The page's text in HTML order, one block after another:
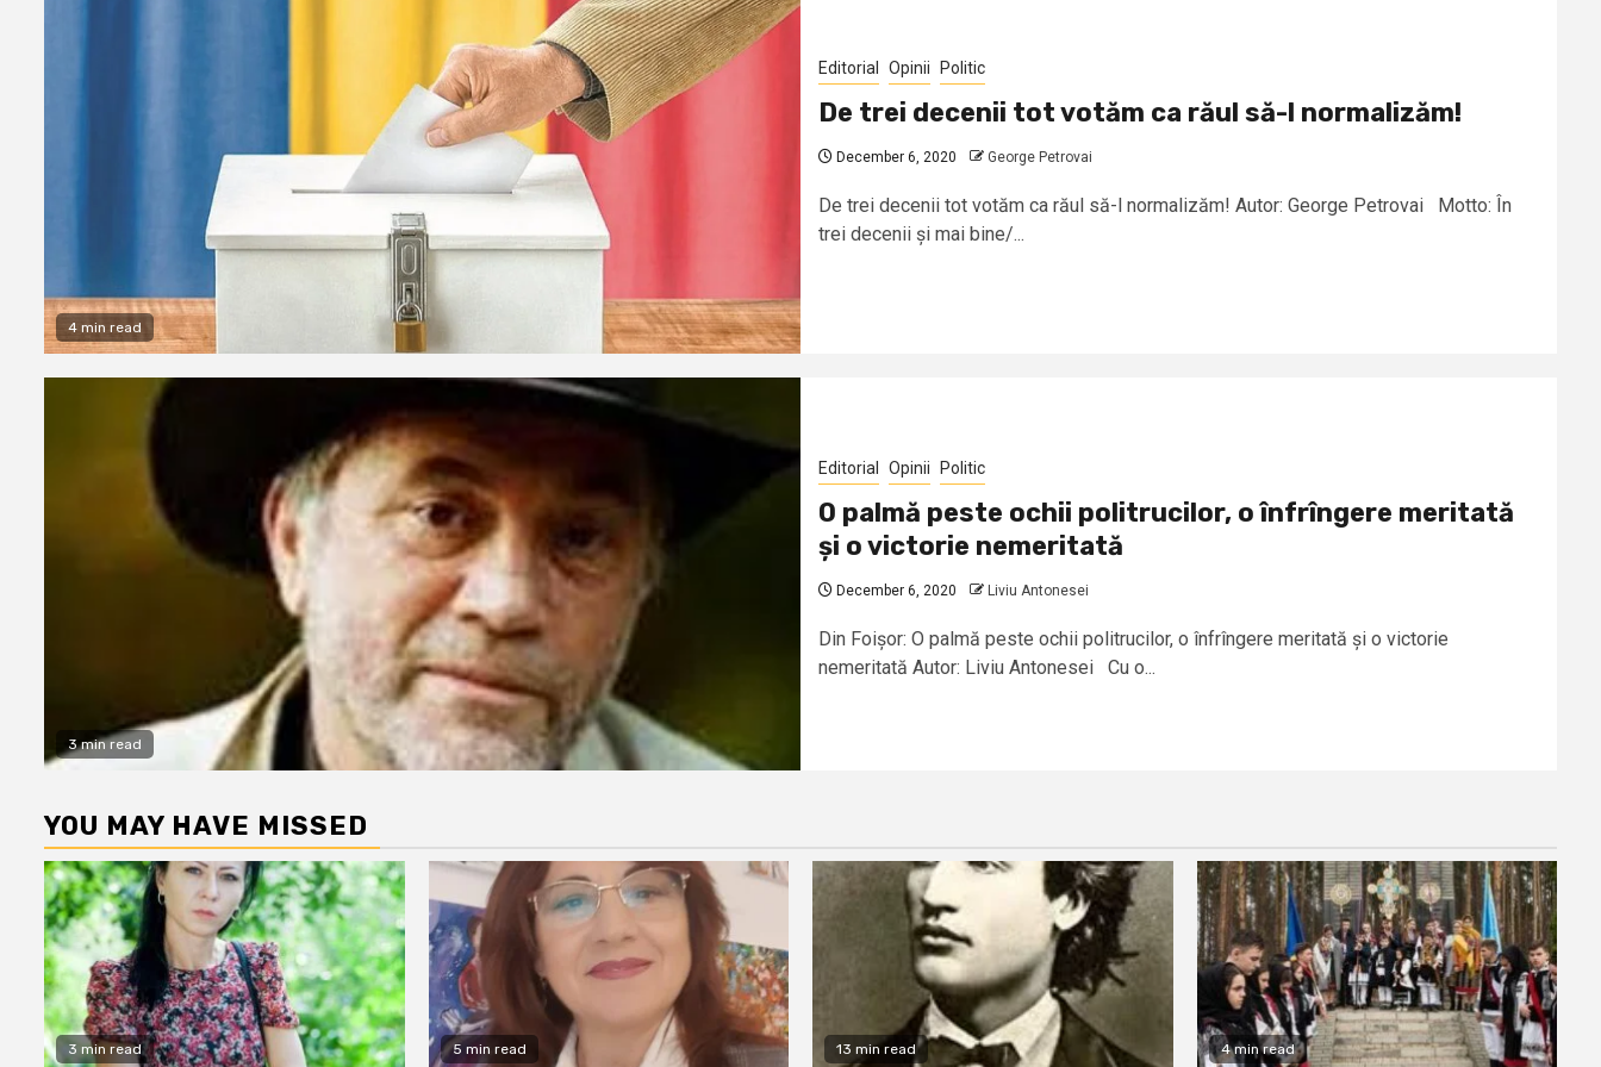
4 min read
Editorial Opinii Politic
De trei decenii tot votăm ca răul să-l normalizăm!
December 6, 2020 George Petrovai
De trei decenii tot votăm ca răul să-l normalizăm! Autor: George Petrovai Motto: În
trei decenii și mai bine/...
3 min read
Editorial Opinii Politic
O palmă peste ochii politrucilor, o înfrîngere meritată
și o victorie nemeritată
December 6, 2020 Liviu Antonesei
Din Foișor: O palmă peste ochii politrucilor, o înfrîngere meritată și o victorie
nemeritată Autor: Liviu Antonesei Cu o...
YOU MAY HAVE MISSED
3 min read 5 min read 13 min read 4 min read